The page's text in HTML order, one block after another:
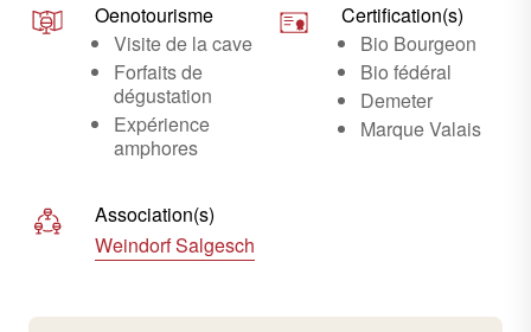
Oenotourisme
Visite de la cave
Forfaits de
dégustation
Expérience
amphores
Certification(s)
Bio Bourgeon
Bio fédéral
Demeter
Marque Valais
Association(s)
Weindorf Salgesch